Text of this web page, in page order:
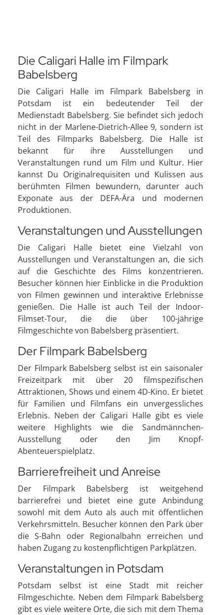
Die Caligari Halle im Filmpark
Babelsberg
Die Caligari Halle im Filmpark Babelsberg in
Potsdam ist ein bedeutender Teil der
Medienstadt Babelsberg. Sie befindet sich jedoch
nicht in der Marlene-Dietrich-Allee 9, sondern ist
Teil des Filmparks Babelsberg. Die Halle ist
bekannt für ihre Ausstellungen und
Veranstaltungen rund um Film und Kultur. Hier
kannst Du Originalrequisiten und Kulissen aus
berühmten Filmen bewundern, darunter auch
Exponate aus der DEFA-Ära und modernen
Produktionen.
Veranstaltungen und Ausstellungen
Die Caligari Halle bietet eine Vielzahl von
Ausstellungen und Veranstaltungen an, die sich
auf die Geschichte des Films konzentrieren.
Besucher können hier Einblicke in die Produktion
von Filmen gewinnen und interaktive Erlebnisse
genießen. Die Halle ist auch Teil der Indoor-
Filmset-Tour, die die über 100-jährige
Filmgeschichte von Babelsberg präsentiert.
Der Filmpark Babelsberg
Der Filmpark Babelsberg selbst ist ein saisonaler
Freizeitpark mit über 20 filmspezifischen
Attraktionen, Shows und einem 4D-Kino. Er bietet
für Familien und Filmfans ein unvergessliches
Erlebnis. Neben der Caligari Halle gibt es viele
weitere Highlights wie die Sandmännchen-
Ausstellung oder den Jim Knopf-
Abenteuerspielplatz.
Barrierefreiheit und Anreise
Der Filmpark Babelsberg ist weitgehend
barrierefrei und bietet eine gute Anbindung
sowohl mit dem Auto als auch mit öffentlichen
Verkehrsmitteln. Besucher können den Park über
die S-Bahn oder Regionalbahn erreichen und
haben Zugang zu kostenpflichtigen Parkplätzen.
Veranstaltungen in Potsdam
Potsdam selbst ist eine Stadt mit reicher
Filmgeschichte. Neben dem Filmpark Babelsberg
gibt es viele weitere Orte, die sich mit dem Thema